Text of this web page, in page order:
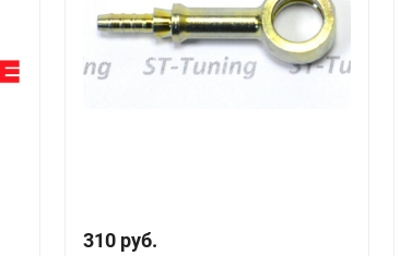
310 руб.